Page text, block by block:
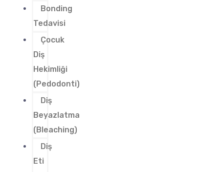
Bonding
Tedavisi
Çocuk
Diş
Hekimliği
(Pedodonti)
Diş
Beyazlatma
(Bleaching)
Diş
Eti